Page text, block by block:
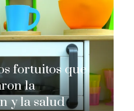
fortuitos que
la
y la salud